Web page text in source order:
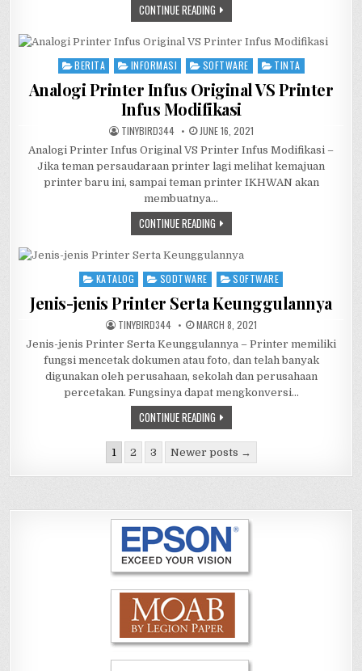
CONTINUE READINGPRINTER
CANON
DI
2022
Posted
in
BERITA INFORMASI SOFTWARE TINTA
Analogi Printer Infus Original VS Printer
Infus Modifikasi
AUTHOR:
TINYBIRD344 PUBLISHED
DATE:
JUNE 16, 2021
Analogi Printer Infus Original VS Printer Infus Modifikasi –
Jika teman persaudaraan printer lagi melihat kemajuan
printer baru ini, sampai teman printer IKHWAN akan
membuatnya…
CONTINUE READINGANALOGI
PRINTER
ORIGINAL
PRINTER
INFUS
MODIFIKASI
Posted
KATALOG SODTWARE SOFTWARE
Jenis-jenis Printer Serta Keunggulannya
AUTHOR:
TINYBIRD344 PUBLISHED
DATE:
MARCH 8, 2021
Jenis-jenis Printer Serta Keunggulannya – Printer memiliki
fungsi mencetak dokumen atau foto, dan telah banyak
digunakan oleh perusahaan, sekolah dan perusahaan
percetakan. Fungsinya dapat mengkonversi…
CONTINUE READINGJENIS-
JENIS
PRINTER
SERTA
KEUNGGULANNYA
navigation
1 2 3 Newer posts →